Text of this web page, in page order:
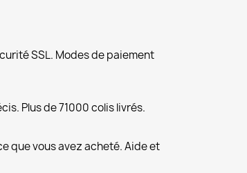
SSL. Modes de paiement
Plus de 71000 colis livrés.
que vous avez acheté. Aide et